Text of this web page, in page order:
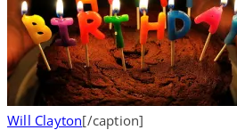
Will Clayton[/​caption]